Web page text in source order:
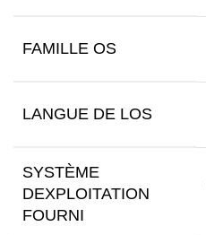
FAMILLE OS
LANGUE DE LOS
SYSTÈME
DEXPLOITATION
FOURNI